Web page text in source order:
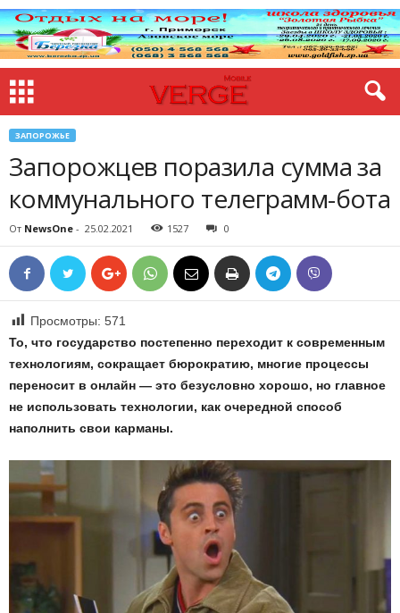
ЗАПОРОЖЬЕ
Запорожцев поразила сумма за
коммунального телеграмм-бота
От NewsOne - 25.02.2021 1527 0
Просмотры: 571
То, что государство постепенно переходит к современным
технологиям, сокращает бюрократию, многие процессы
переносит в онлайн — это безусловно хорошо, но главное
не использовать технологии, как очередной способ
наполнить свои карманы.